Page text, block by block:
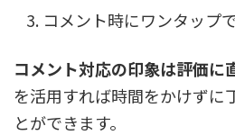
コメント時にワンタップ
コメント対応の印象は評価に
を活用すれば時間をかけずに
とができます。